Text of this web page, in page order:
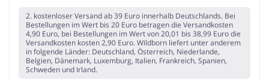
2. kostenloser Versand ab 39 Euro innerhalb Deutschlands. Bei
Bestellungen im Wert bis 20 Euro betragen die Versandkosten
4,90 Euro, bei Bestellungen im Wert von 20,01 bis 38,99 Euro die
Versandkosten kosten 2,90 Euro. Wildborn liefert unter anderem
in folgende Länder: Deutschland, Österreich, Niederlande,
Belgien, Dänemark, Luxemburg, Italien, Frankreich, Spanien,
Schweden und Irland.